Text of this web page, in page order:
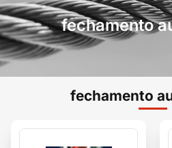
fechamento
fechamento